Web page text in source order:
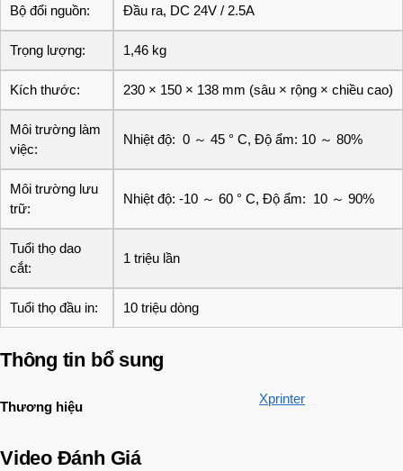
Bộ đổi nguồn: Đầu ra, DC 24V / 2.5A
Trọng lượng: 1,46 kg
Kích thước: 230 × 150 × 138 mm (sâu × rộng × chiều cao)
Môi trường làm
việc:
Nhiệt độ: 0 ～ 45 ° C, Độ ẩm: 10 ～ 80%
Môi trường lưu
trữ:
Nhiệt độ: -10 ～ 60 ° C, Độ ẩm: 10 ～ 90%
Tuổi thọ dao
cắt:
1 triệu lần
Tuổi thọ đầu in: 10 triệu dòng
Thông tin bổ sung
Thương hiệu
Xprinter
Video Đánh Giá